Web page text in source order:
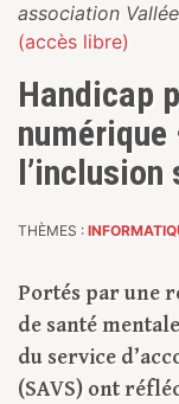
association
(accès libre)
Handicap
l’inclusion
THÈMES :
Portés par une
de santé
du service
(SAVS) ont